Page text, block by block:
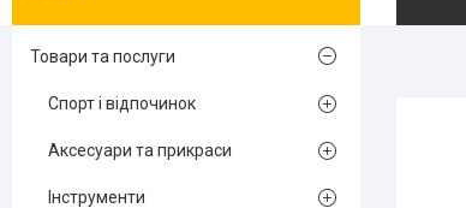
Товари та послуги
Спорт і відпочинок
Аксесуари та прикраси
Інструменти